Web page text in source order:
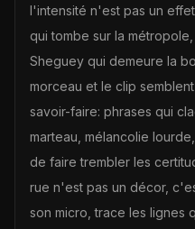
l'intensité n'est pas un
qui tombe sur la
Sheguey qui demeure la
morceau et le clip
savoir-faire: phrases qui
marteau, mélancolie
de faire trembler les
rue n'est pas un décor,
son micro, trace les lignes